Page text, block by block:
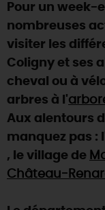
La Route des
Des
Programme
Pour un week-
nombreuses
visiter les
Coligny et ses
cheval ou à
arbres à l'
Aux alentours
manquez pas :
, le village de
Château-